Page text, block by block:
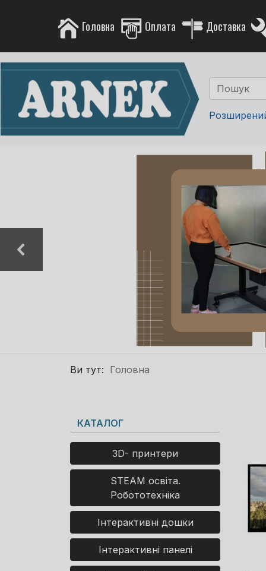
Головна Оплата Доставка
Ви тут: Головна
КАТАЛОГ
3D- принтери
STEAM освіта.
Робототехніка
Інтерактивні дошки
Інтерактивні панелі